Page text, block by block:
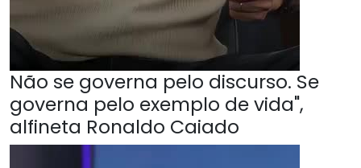
Não se governa pelo discurso. Se
governa pelo exemplo de vida",
alfineta Ronaldo Caiado